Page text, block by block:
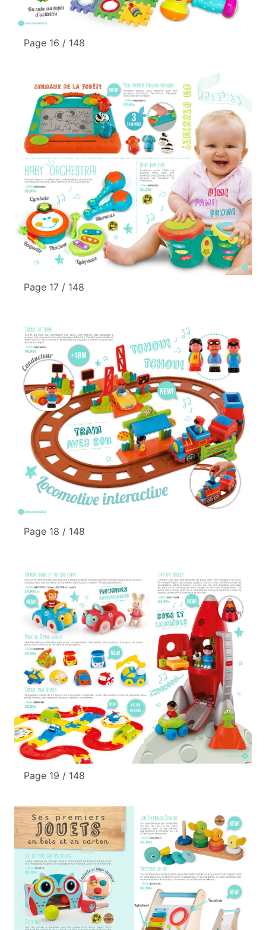
Page 16 / 148
Page 17 / 148
Page 18 / 148
Page 19 / 148